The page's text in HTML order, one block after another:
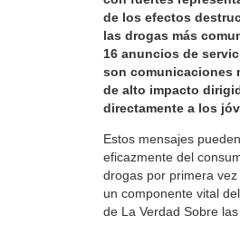
de los efectos
las drogas más
16 anuncios de
son comunicaciones
de alto impacto
directamente a los
Estos mensajes
eficazmente del
drogas por primera vez
un componente vital
de La Verdad Sobre